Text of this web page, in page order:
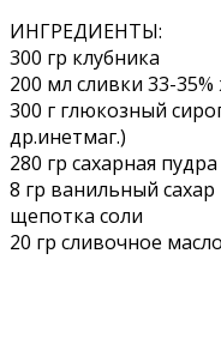
ИНГРЕДИЕНТЫ:
300 гр клубника
200 мл сливки 33-
300 г глюкозный
др.инетмаг.)
280 гр сахарная пудра
8 гр ванильный сахар
щепотка соли
20 гр сливочное масло